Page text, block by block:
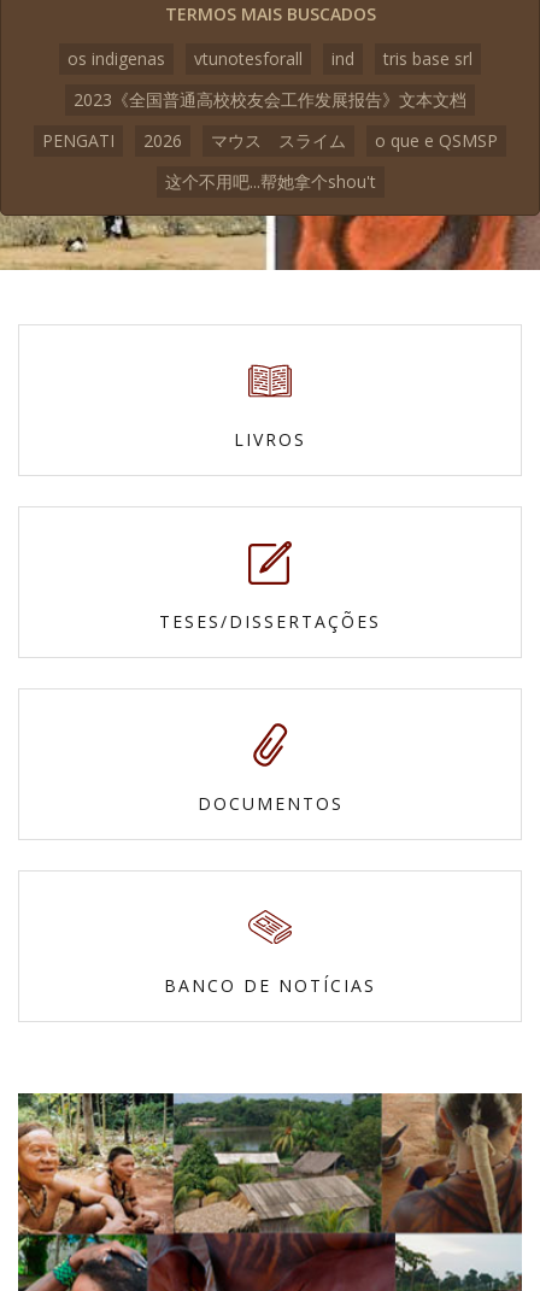
TERMOS MAIS BUSCADOS
os indigenas
vtunotesforall ind
tris base srl
2023《全国普通高校校友会工作发展报告》文本文档
PENGATI
2026 マウス スライム
o que e QSMSP
这个不用吧...帮她拿个shou't
LIVROS
TESES/DISSERTAÇÕES
DOCUMENTOS
BANCO DE NOTÍCIAS